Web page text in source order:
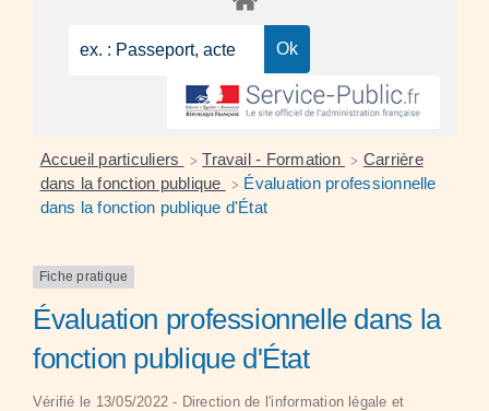
Accueil particuliers > Travail - Formation > Carrière
dans la fonction publique
> Évaluation professionnelle
dans la fonction publique d'État
Fiche pratique
Évaluation professionnelle dans la
fonction publique d'État
Vérifié le 13/05/2022 - Direction de l'information légale et